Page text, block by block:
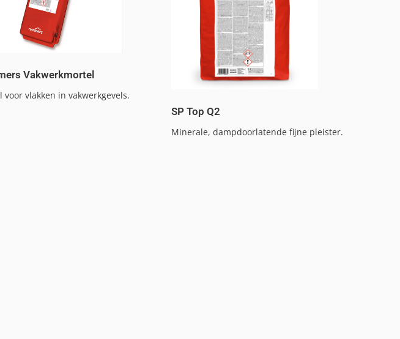
Vakwerkmortel
voor vlakken in vakwerkgevels.
SP Top Q2
Minerale, dampdoorlatende fijne pleister.